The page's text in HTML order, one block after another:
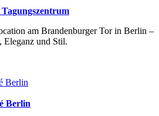
am Brandenburger Tor in Berlin –
Eleganz und Stil.
Berlin